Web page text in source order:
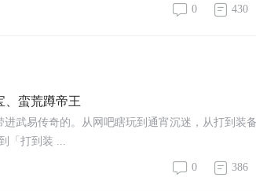
0 430
、蛮荒蹲帝王
武易传奇的。从网吧瞎玩到通宵沉迷，从打到装
「打到装 ...
0 386